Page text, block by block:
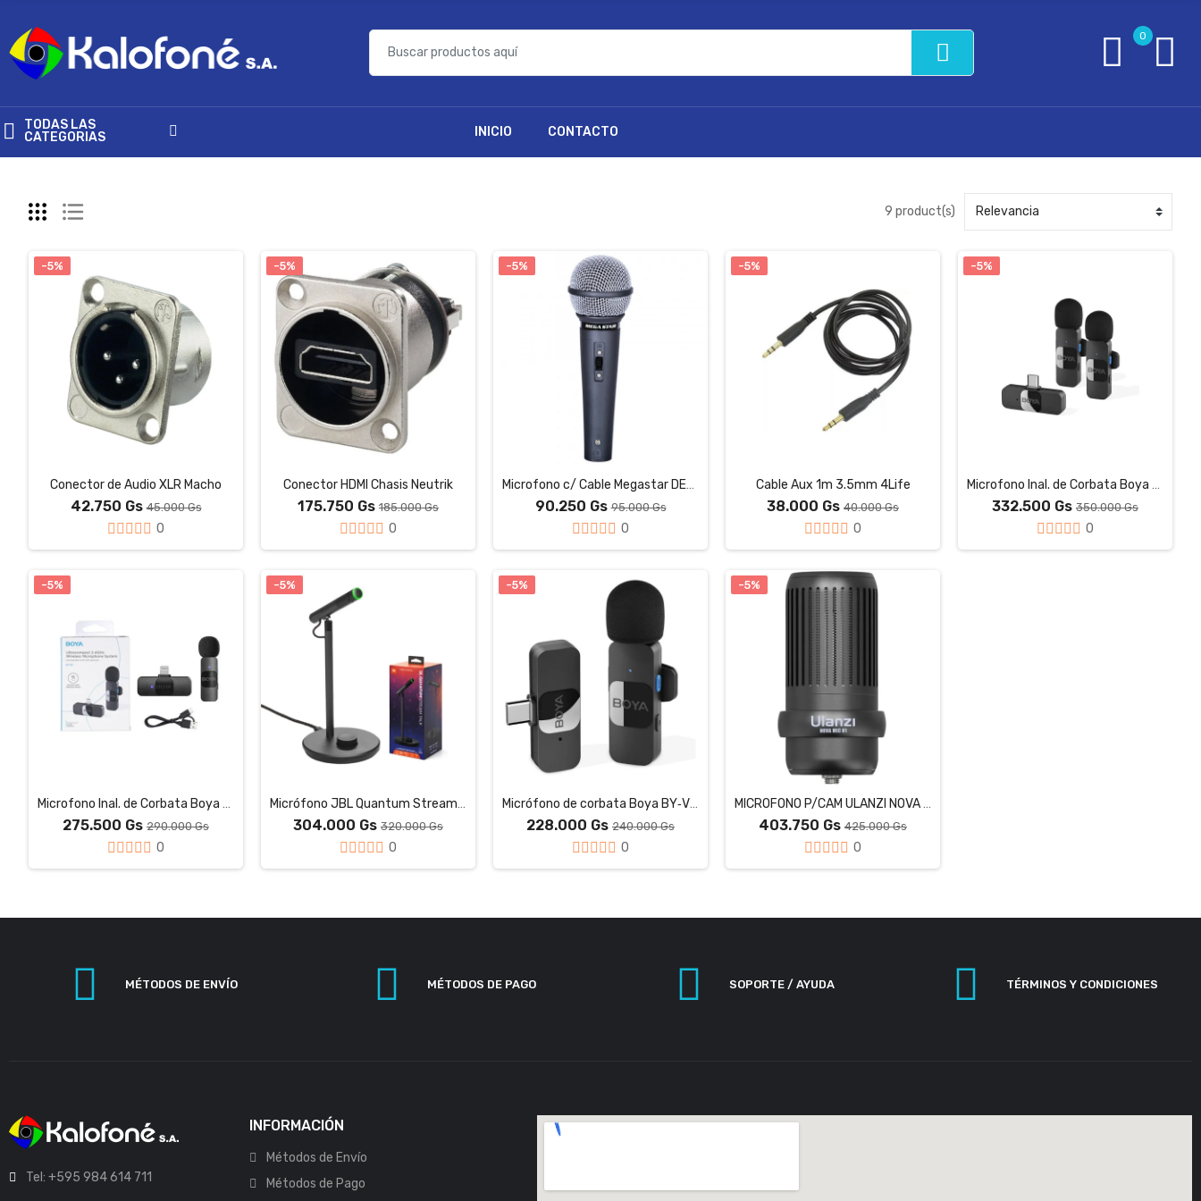
0
TODAS LAS
CATEGORIAS
INICIO CONTACTO
9 product(s)
-5%
Conector de Audio XLR Macho
42.750 Gs45.000 Gs
0
-5%
Conector HDMI Chasis Neutrik
175.750 Gs 185.000 Gs
0
-5%
Microfono c/ Cable Megastar DEH355
90.250 Gs95.000 Gs
0
-5%
Cable Aux 1m 3.5mm 4Life
38.000 Gs 40.000 Gs
0
-5%
Microfono Inal. de Corbata Boya BY-V20
332.500 Gs 350.000 Gs
0
-5%
Microfono Inal. de Corbata Boya BY-V1
275.500 Gs 290.000 Gs
0
-5%
Micrófono JBL Quantum Stream Talk
304.000 Gs 320.000 Gs
0
-5%
Micrófono de corbata Boya BY‑V10 tipo C
228.000 Gs 240.000 Gs
0
-5%
MICROFONO P/CAM ULANZI NOVA MIC 01
403.750 Gs 425.000 Gs
0
MÉTODOS DE ENVÍO MÉTODOS DE PAGO SOPORTE / AYUDA TÉRMINOS Y CONDICIONES
Tel: +595 984 614 711
INFORMACIÓN
Métodos de Envío
Métodos de Pago